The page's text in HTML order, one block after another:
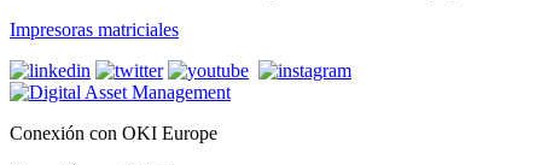
Impresoras matriciales
Conexión con OKI Europe